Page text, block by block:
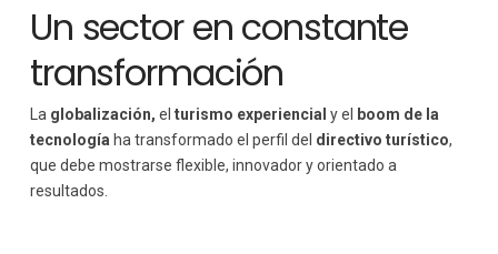
Un sector en constante
transformación
La globalización, el turismo experiencial y el boom de la
tecnología ha transformado el perfil del directivo turístico,
que debe mostrarse flexible, innovador y orientado a
resultados.